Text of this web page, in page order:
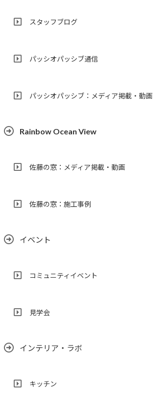
スタッフブログ
パッシオパッシブ通信
パッシオパッシブ：メディア掲載・動画
Rainbow Ocean View
佐藤の窓：メディア掲載・動画
佐藤の窓：施工事例
イベント
コミュニティイベント
見学会
インテリア・ラボ
キッチン